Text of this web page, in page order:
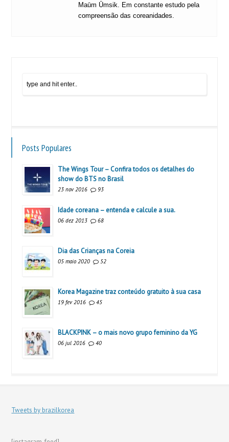
Maūm Ūmsik. Em constante estudo pela
compreensão das coreanidades.
Posts Populares
The Wings Tour – Confira todos os detalhes do
show do BTS no Brasil
23 nov 2016 93
Idade coreana – entenda e calcule a sua.
06 dez 2013 68
Dia das Crianças na Coreia
05 maio 2020 52
Korea Magazine traz conteúdo gratuito à sua casa
19 fev 2016 45
BLACKPINK – o mais novo grupo feminino da YG
06 jul 2016 40
Tweets by brazilkorea